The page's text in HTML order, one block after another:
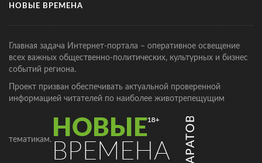
НОВЫЕ ВРЕМЕНА
Главная задача Интернет-портала – оперативное освещение
всех важных общественно-политических, культурных и бизнес
событий региона.
Проект призван обеспечивать актуальной проверенной
информацией читателей по наиболее животрепещущим
тематикам.